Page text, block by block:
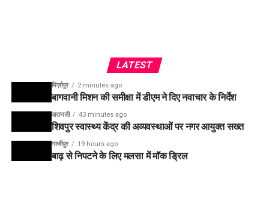
LATEST
मिर्ज़ापुर 2 minutes ago
बागवानी मिशन की समीक्षा में डीएम ने दिए नवाचार के निर्देश
वाराणसी 43 minutes ago
शिवपुर स्वास्थ्य केंद्र की अव्यवस्थाओं पर नगर आयुक्त सख्त
गाजीपुर 19 hours ago
बाढ़ से निपटने के लिए मलसा में मॉक ड्रिल